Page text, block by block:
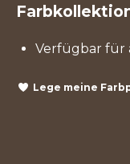
Verfügbar für
Lege meine